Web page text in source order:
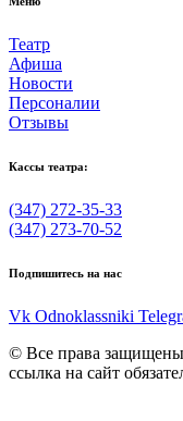
Театр
Афиша
Новости
Персоналии
Отзывы
Кассы театра:
(347) 272-35-33
(347) 273-70-52
Подпишитесь на нас
Vk Odnoklassniki
© Все права
ссылка на сайт